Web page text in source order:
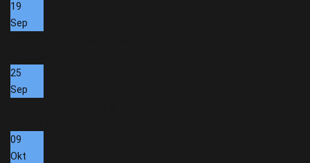
19
Sep
25
Sep
09
Okt